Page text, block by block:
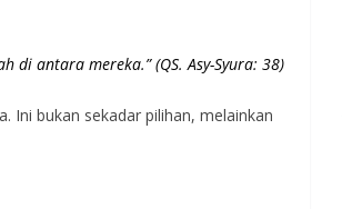
di antara mereka.” (QS. Asy-Syura: 38)
Ini bukan sekadar pilihan, melainkan